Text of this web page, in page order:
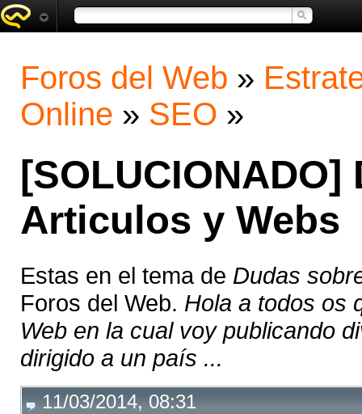
Foros del Web »
Online » SEO »
Articulos y Webs
Estas en el tema de Dudas
Foros del Web. Hola a todos os
Web en la cual voy publicando
dirigido a un país ...
11/03/2014, 08:31